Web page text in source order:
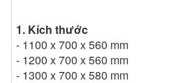
1. Kích thước
- 1100 x 700 x 560 mm
- 1200 x 700 x 560 mm
- 1300 x 700 x 580 mm